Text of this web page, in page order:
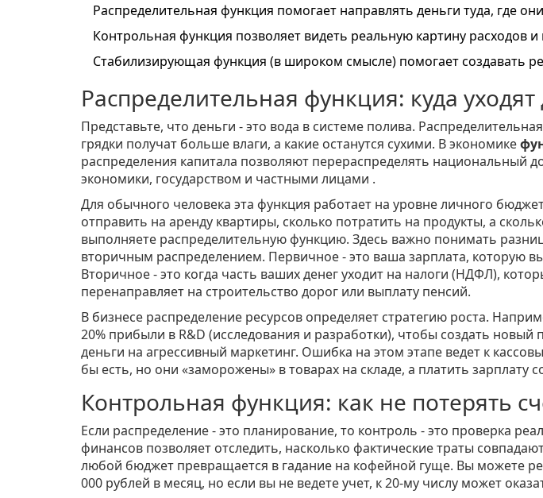
Распределительная функция помогает направлять деньги туда, где
Контрольная функция позволяет видеть реальную картину расходов
Стабилизирующая функция (в широком смысле) помогает создавать
Распределительная функция: куда уходят
Представьте, что деньги - это вода в системе полива.
грядки получат больше влаги, а какие останутся сухими. В экономике
распределения капитала позволяют перераспределять национальный
экономики, государством и частными лицами .
Для обычного человека эта функция работает на уровне личного
отправить на аренду квартиры, сколько потратить на продукты, а
выполняете распределительную функцию. Здесь важно понимать
вторичным распределением. Первичное - это ваша зарплата, которую
Вторичное - это когда часть ваших денег уходит на налоги (НДФЛ),
перенаправляет на строительство дорог или выплату пенсий.
В бизнесе распределение ресурсов определяет стратегию роста.
20% прибыли в R&D (исследования и разработки), чтобы создать новый
деньги на агрессивный маркетинг. Ошибка на этом этапе ведет к
бы есть, но они «заморожены» в товарах на складе, а платить зарплату
Контрольная функция: как не потерять
Если распределение - это планирование, то контроль - это проверка
финансов позволяет отследить, насколько фактические траты
любой бюджет превращается в гадание на кофейной гуще. Вы можете
000 рублей в месяц, но если вы не ведете учет, к 20-му числу может